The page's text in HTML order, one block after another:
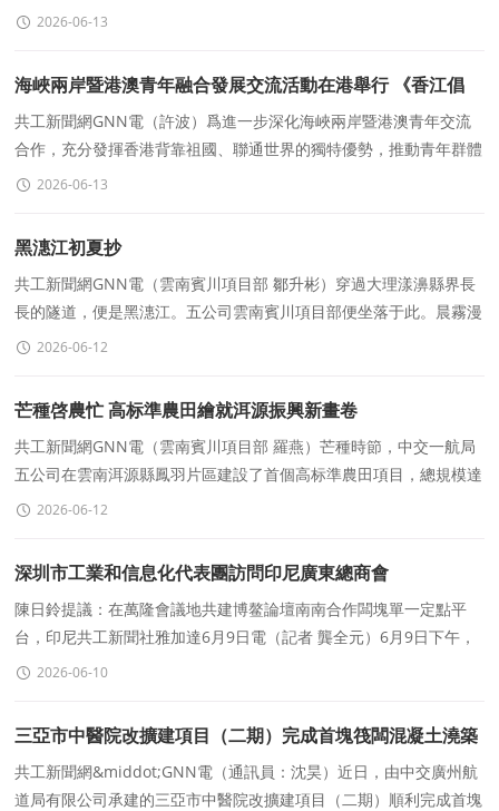
賽事，近日於廈門英藍國際金融中心圓滿收官。
2026-06-13
海峽兩岸暨港澳青年融合發展交流活動在港舉行 《香江倡
議》提出四大方向
共工新聞網GNN電（許波）爲進一步深化海峽兩岸暨港澳青年交流
合作，充分發揮香港背靠祖國、聯通世界的獨特優勢，推動青年群體
在交流互鑒中增進認同。
2026-06-13
黑潓江初夏抄
共工新聞網GNN電（雲南賓川項目部 鄒升彬）穿過大理漾濞縣界長
長的隧道，便是黑潓江。五公司雲南賓川項目部便坐落于此。晨霧漫
過江面，我的腳步在第一塊格賓石籠前停了
2026-06-12
芒種啓農忙 高标準農田繪就洱源振興新畫卷
共工新聞網GNN電（雲南賓川項目部 羅燕）芒種時節，中交一航局
五公司在雲南洱源縣鳳羽片區建設了首個高标準農田項目，總規模達
1.76萬畝，覆蓋4個村委會。通過實施田塊整治、
2026-06-12
深圳市工業和信息化代表團訪問印尼廣東總商會
陳日鈴提議：在萬隆會議地共建博鳌論壇南南合作闆塊單一定點平
台，印尼共工新聞社雅加達6月9日電（記者 龔全元）6月9日下午，
深圳市工業和信息化代表團。
2026-06-10
三亞市中醫院改擴建項目（二期）完成首塊筏闆混凝土澆築
共工新聞網&middot;GNN電（通訊員：沈昊）近日，由中交廣州航
道局有限公司承建的三亞市中醫院改擴建項目（二期）順利完成首塊